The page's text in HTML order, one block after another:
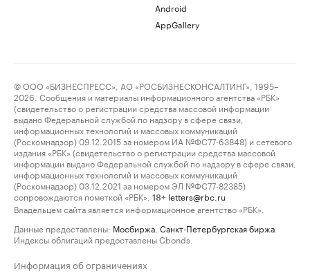
Android
AppGallery
© ООО «БИЗНЕСПРЕСС», АО «РОСБИЗНЕСКОНСАЛТИНГ», 1995–
2026. Сообщения и материалы информационного агентства «РБК»
(свидетельство о регистрации средства массовой информации
выдано Федеральной службой по надзору в сфере связи,
информационных технологий и массовых коммуникаций
(Роскомнадзор) 09.12.2015 за номером ИА №ФС77-63848) и сетевого
издания «РБК» (свидетельство о регистрации средства массовой
информации выдано Федеральной службой по надзору в сфере связи,
информационных технологий и массовых коммуникаций
(Роскомнадзор) 03.12.2021 за номером ЭЛ №ФС77-82385)
сопровождаются пометкой «РБК».
18+ letters@rbc.ru
Владельцем сайта является информационное агентство «РБК».
Данные предоставлены: Мосбиржа Санкт-Петербургская биржа
Индексы облигаций предоставлены Cbonds.
Информация об ограничениях